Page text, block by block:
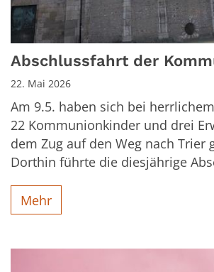
Abschlussfahrt der
22. Mai 2026
Am 9.5. haben sich bei
22 Kommunionkinder und drei
dem Zug auf den Weg nach Trier
Dorthin führte die diesjährige
Mehr